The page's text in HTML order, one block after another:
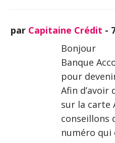
par Capitaine Crédit -
Bonjour
Banque
pour
Afin d’avoir
sur la carte
conseillons
numéro qui